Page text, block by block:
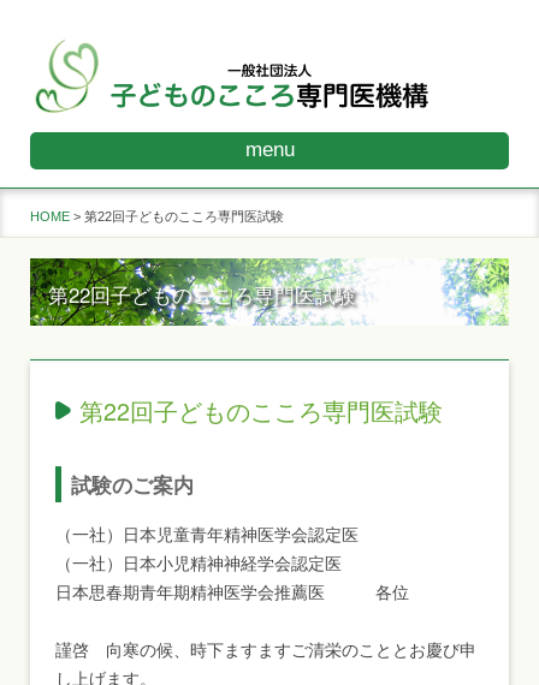
menu
HOME 第22回子どものこころ専門医試験
第22回子どものこころ専門医試験
第22回子どものこころ専門医試験
試験のご案内
（一社）日本児童青年精神医学会認定医
（一社）日本小児精神神経学会認定医
日本思春期青年期精神医学会推薦医 各位
謹啓 向寒の候、時下ますますご清栄のこととお慶び申
し上げます。